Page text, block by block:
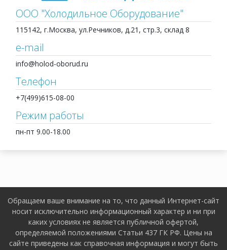
ООО "Холодильное Оборудование"
115142, г.Москва, ул.Речников, д.21, стр.3, склад 8
e-mail
info@holod-oborud.ru
Телефон
+7(499)615-08-00
Режим работы
пн-пт 9.00-18.00
Обращаем ваше внимание на то, что данный Интернет-сайт
носит исключительно информационный характер и ни при
каких условиях не является публичной офертой,
определяемой положениями Статьи 437 ГК РФ. Цены на
сайте приведены как справочная информация и могут быть